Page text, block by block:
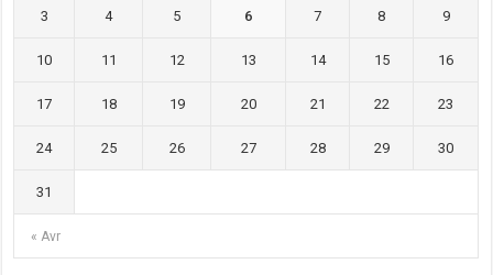
« Avr
3 4 5 6 7 8 9
10 11 12 13 14 15 16
17 18 19 20 21 22 23
24 25 26 27 28 29 30
31